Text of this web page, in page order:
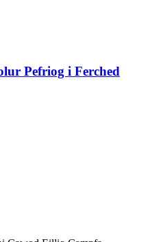
Pefriog i Ferched